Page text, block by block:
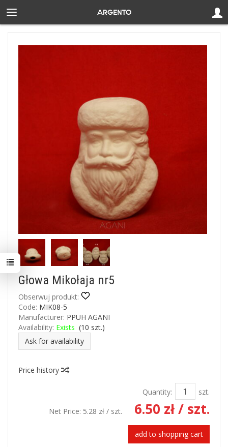
Głowa Mikołaja nr5
Obserwuj produkt:
Code: MIK08-5
Manufacturer: PPUH AGANI
Availability: Exists (10 szt.)
Ask for availability
Price history
Quantity:
szt.
Net Price: 5.28 zł / szt. 6.50 zł/ szt.
add to shopping cart